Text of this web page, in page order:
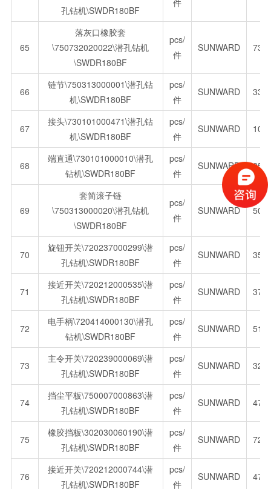
孔钻机\SWDR180BF
件
65
落灰口橡胶套
\750732020022\潜孔钻机
\SWDR180BF
pcs/
件
SUNWARD
66
链节\750313000001\潜孔钻
机\SWDR180BF
pcs/
件
SUNWARD
67
接头\730101000471\潜孔钻
机\SWDR180BF
pcs/
件
SUNWARD
68
端直通\730101000010\潜孔
钻机\SWDR180BF
pcs/
件
SUNWARD
69
套简滚子链
\750313000020\潜孔钻机
\SWDR180BF
pcs/
件
SUNWARD
70
旋钮开关\720237000299\潜
孔钻机\SWDR180BF
pcs/
件
SUNWARD
71
接近开关\720212000535\潜
孔钻机\SWDR180BF
pcs/
件
SUNWARD
72
电手柄\720414000130\潜孔
钻机\SWDR180BF
pcs/
件
SUNWARD
73
主令开关\720239000069\潜
孔钻机\SWDR180BF
pcs/
件
SUNWARD
74
挡尘平板\750007000863\潜
孔钻机\SWDR180BF
pcs/
件
SUNWARD
75
橡胶挡板\302030060190\潜
孔钻机\SWDR180BF
pcs/
件
SUNWARD
76
接近开关\720212000744\潜
孔钻机\SWDR180BF
pcs/
件
SUNWARD